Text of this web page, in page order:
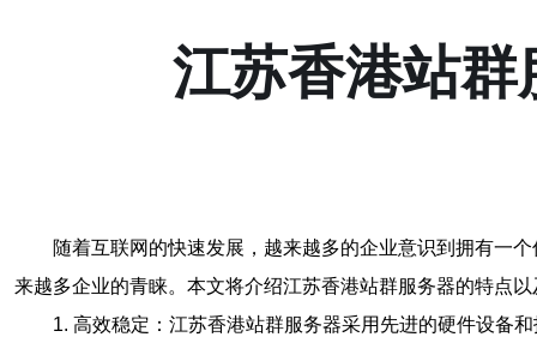
江苏香港站
随着互联网的快速发展，越来越多的企业意识到拥有一
来越多企业的青睐。本文将介绍江苏香港站群服务器的特点
1. 高效稳定：江苏香港站群服务器采用先进的硬件设备